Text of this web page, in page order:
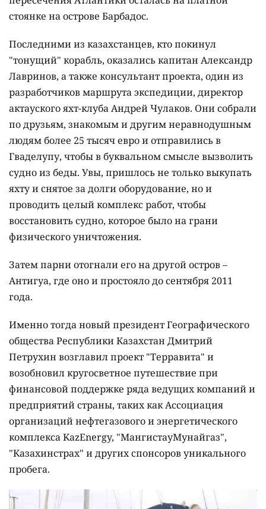
стоянке на острове Барбадос.
Последними из казахстанцев, кто покинул
"тонущий" корабль, оказались капитан Александр
Лавринов, а также консультант проекта, один из
разработчиков маршрута экспедиции, директор
актауского яхт-клуба Андрей Чулаков. Они собрали
по друзьям, знакомым и другим неравнодушным
людям более 25 тысяч евро и отправились в
Гваделупу, чтобы в буквальном смысле вызволить
судно из беды. Увы, пришлось не только выкупать
яхту и снятое за долги оборудование, но и
проводить целый комплекс работ, чтобы
восстановить судно, которое было на грани
физического уничтожения.
Затем парни отогнали его на другой остров –
Антигуа, где оно и простояло до сентября 2011
года.
Именно тогда новый президент Географического
общества Республики Казахстан Дмитрий
Петрухин возглавил проект "Терравита" и
возобновил кругосветное путешествие при
финансовой поддержке ряда ведущих компаний и
предприятий страны, таких как Ассоциация
организаций нефтегазового и энергетического
комплекса KazEnergy, "МангистауМунайгаз",
"Казахинстрах" и других спонсоров уникального
пробега.